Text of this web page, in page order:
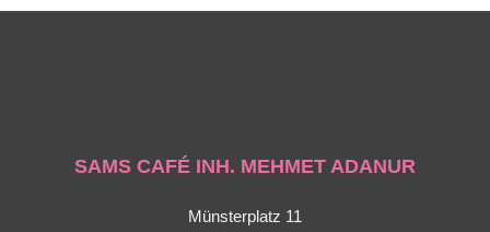
SAMS CAFÉ INH. MEHMET ADANUR
Münsterplatz 11